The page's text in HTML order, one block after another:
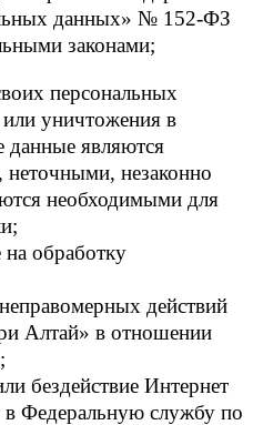
данных» № 152-ФЗ
законами;
персональных
уничтожения в
данные являются
незаконно
необходимыми для
на обработку
действий
Алтай» в отношении
бездействие Интернет
Федеральную службу по